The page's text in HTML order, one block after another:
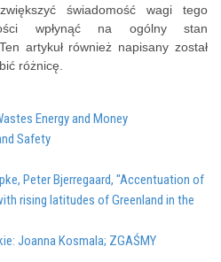
świadomość wagi tego
wpłynąć na ogólny stan
artykuł również napisany został
różnicę.
Energy and Money
Safety
Peter Bjerregaard, "Accentuation of
rising latitudes of Greenland in the
Joanna Kosmala; ZGAŚMY